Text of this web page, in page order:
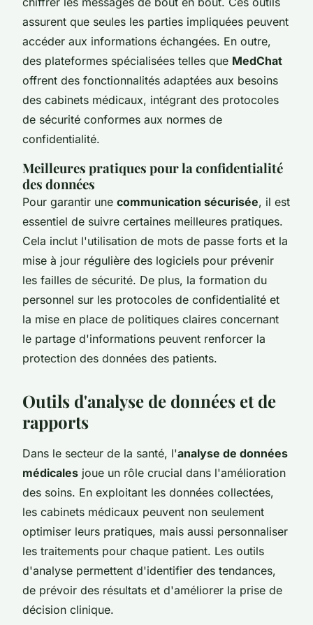
assurent que seules les parties impliquées peuvent
accéder aux informations échangées. En outre,
des plateformes spécialisées telles que MedChat
offrent des fonctionnalités adaptées aux besoins
des cabinets médicaux, intégrant des protocoles
de sécurité conformes aux normes de
confidentialité.
Meilleures pratiques pour la confidentialité
des données
Pour garantir une communication sécurisée, il est
essentiel de suivre certaines meilleures pratiques.
Cela inclut l'utilisation de mots de passe forts et la
mise à jour régulière des logiciels pour prévenir
les failles de sécurité. De plus, la formation du
personnel sur les protocoles de confidentialité et
la mise en place de politiques claires concernant
le partage d'informations peuvent renforcer la
protection des données des patients.
Outils d'analyse de données et de
rapports
Dans le secteur de la santé, l'analyse de données
médicales joue un rôle crucial dans l'amélioration
des soins. En exploitant les données collectées,
les cabinets médicaux peuvent non seulement
optimiser leurs pratiques, mais aussi personnaliser
les traitements pour chaque patient. Les outils
d'analyse permettent d'identifier des tendances,
de prévoir des résultats et d'améliorer la prise de
décision clinique.